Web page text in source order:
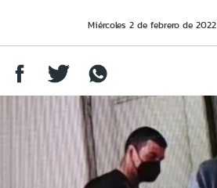
Miércoles 2 de febrero de 2022